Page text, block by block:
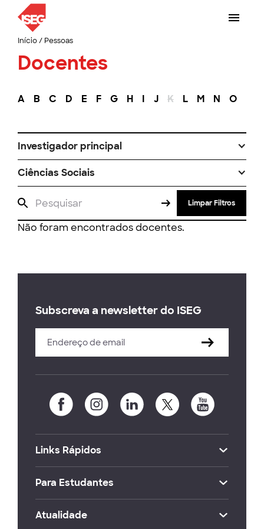
Início/ Pessoas
Docentes
A B C D E F G H I J K L M N O
Investigador principal
Ciências Sociais
Limpar Filtros
Não foram encontrados docentes.
Subscreva a newsletter do ISEG
Links Rápidos
Para Estudantes
Atualidade